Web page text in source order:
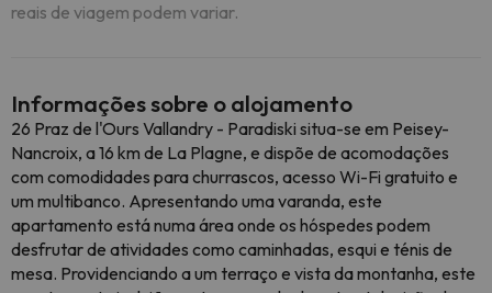
reais de viagem podem variar.
Informações sobre o alojamento
26 Praz de l'Ours Vallandry - Paradiski situa-se em Peisey-
Nancroix, a 16 km de La Plagne, e dispõe de acomodações
com comodidades para churrascos, acesso Wi-Fi gratuito e
um multibanco. Apresentando uma varanda, este
apartamento está numa área onde os hóspedes podem
desfrutar de atividades como caminhadas, esqui e ténis de
mesa. Providenciando a um terraço e vista da montanha, este